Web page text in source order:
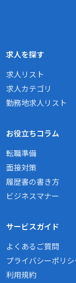
求人を探す
求人リスト
求人カテゴリ
勤務地求人リスト
お役立ちコラム
転職準備
面接対策
履歴書の書き方
ビジネスマナー
サービスガイド
よくあるご質問
プライバシーポリシ
利用規約